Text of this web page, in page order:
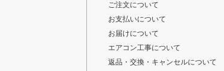
ご注文について
お支払いについて
お届けについて
エアコン工事について
返品・交換・キャンセルについて